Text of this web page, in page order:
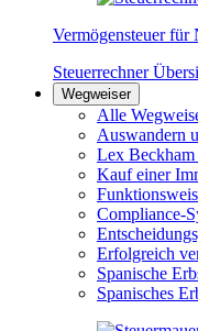
Vermögensteuer für
Steuerrechner
Wegweiser
Alle
Auswandern
Lex Beckham
Kauf einer
Compliance-
Erfolgreich
Spanische
Spanisches